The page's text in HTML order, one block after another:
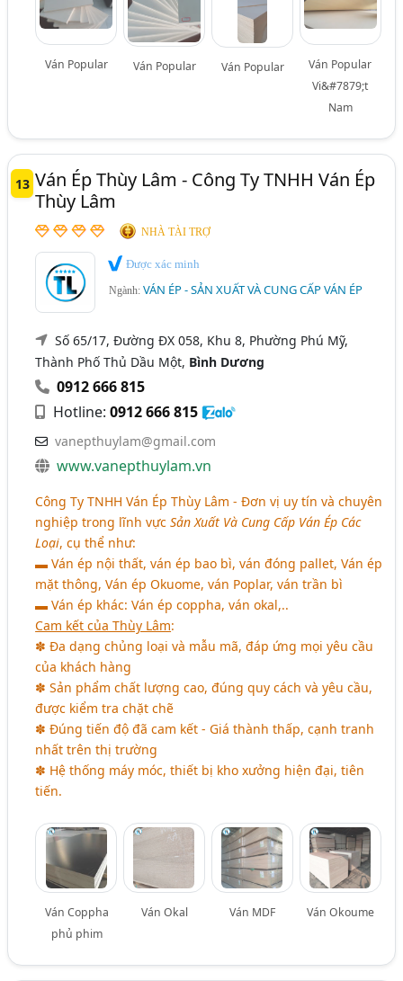
Ván Popular Ván Popular Ván Popular
Ván Popular
Vi&#7879;t
Nam
13 Ván Ép Thùy Lâm - Công Ty TNHH Ván Ép
Thùy Lâm
NHÀ TÀI TRỢ
Được xác minh
Ngành:VÁN ÉP - SẢN XUẤT VÀ CUNG CẤP VÁN ÉP
Số 65/17, Đường ĐX 058, Khu 8, Phường Phú Mỹ,
Thành Phố Thủ Dầu Một, Bình Dương
0912 666 815
Hotline:0912 666 815
vanepthuylam@gmail.com
www.vanepthuylam.vn
Công Ty TNHH Ván Ép Thùy Lâm - Đơn vị uy tín và chuyên
nghiệp trong lĩnh vựcSản Xuất Và Cung Cấp VánÉp Các
Loại, cụ thể như:
▬ Ván ép nội thất, ván ép bao bì, ván đóng pallet, Ván ép
mặt thông, Ván ép Okuome, ván Poplar, ván trần bì
▬ Ván ép khác: Ván ép coppha, ván okal,..
Cam kết của Thùy Lâm:
✽ Đa dạng chủng loại và mẫu mã, đáp ứng mọi yêu cầu
của khách hàng
✽ Sản phẩm chất lượng cao, đúng quy cách và yêu cầu,
được kiểm tra chặt chẽ
✽ Đúng tiến độ đã cam kết - Giá thành thấp, cạnh tranh
nhất trên thị trường
✽ Hệ thống máy móc, thiết bị kho xưởng hiện đại, tiên
tiến.
Ván Coppha
phủ phim
Ván Okal Ván MDF Ván Okoume